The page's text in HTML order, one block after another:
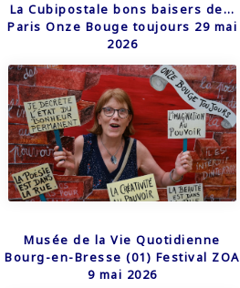
La Cubipostale bons baisers de…
Paris Onze Bouge toujours 29 mai
2026
Musée de la Vie Quotidienne
Bourg-en-Bresse (01) Festival ZOA
9 mai 2026